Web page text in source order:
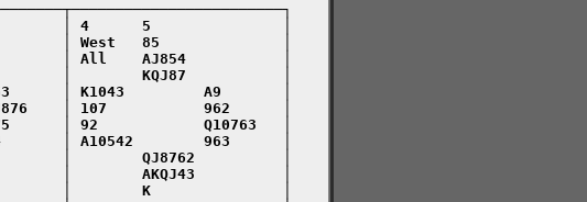
│ 4      5               │
│ West   85              │
│ All    AJ854           │
│        KQJ87           │
│ K1043         A9       │
│ 107           962      │
│ 92            Q10763   │
│ A10542        963      │
│        QJ8762          │
│        AKQJ43          │
│        K               │